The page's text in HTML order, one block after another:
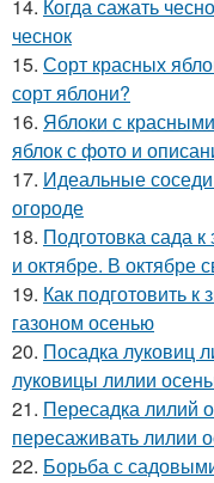
14. Когда сажать
чеснок
15. Сорт красных
сорт яблони?
16. Яблоки с
яблок с фото и
17. Идеальные
огороде
18. Подготовка сада
и октябре. В октябре
19. Как подготовить
газоном осенью
20. Посадка луковиц
луковицы лилии
21. Пересадка лилий
пересаживать лилии
22. Борьба с